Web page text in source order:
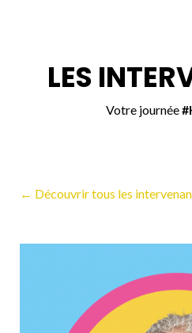
LES
Votre journée
← Découvrir tous les